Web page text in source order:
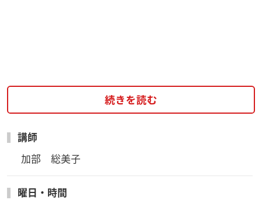
続きを読む
講師
加部　総美子
曜日・時間